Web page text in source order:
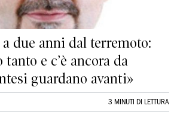
due anni dal terremoto:
e c’è ancora da
guardano avanti»
3 MINUTI DI LETTURA